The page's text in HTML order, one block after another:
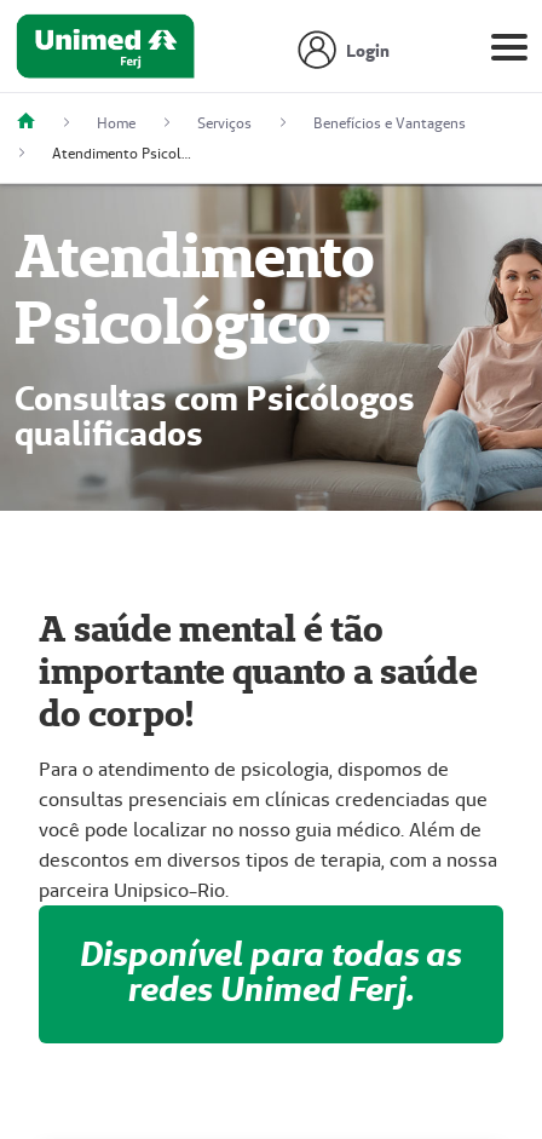
Login
Home Serviços
Benefícios e Vantagens
Atendimento
Psicológico
Consultas com Psicólogos
qualificados
A saúde mental é tão
importante quanto a saúde
do corpo!
Para o atendimento de psicologia, dispomos de
consultas presenciais em clínicas credenciadas que
você pode localizar no nosso guia médico. Além de
descontos em diversos tipos de terapia, com a nossa
parceira Unipsico-Rio.
Disponível para todas as
redes Unimed Ferj.